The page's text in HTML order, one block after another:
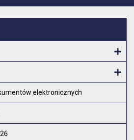
elektronicznych